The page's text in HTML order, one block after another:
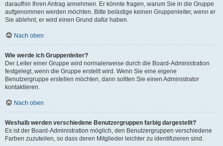
daraufhin Ihren Antrag annehmen. Er könnte fragen, warum Sie in die Gruppe
aufgenommen werden möchten. Bitte belästige keinen Gruppenleiter, wenn er
Sie ablehnt, er wird einen Grund dafür haben.
Nach oben
Wie werde ich Gruppenleiter?
Der Leiter einer Gruppe wird normalerweise durch die Board-Administration
festgelegt, wenn die Gruppe erstellt wird. Wenn Sie eine eigene
Benutzergruppe erstellen möchten, dann sollten Sie einen Administrator
kontaktieren.
Nach oben
Weshalb werden verschiedene Benutzergruppen farbig dargestellt?
Es ist der Board-Administration möglich, den Benutzergruppen verschiedene
Farben zuzuteilen, so dass deren Mitglieder leichter zu identifizieren sind.